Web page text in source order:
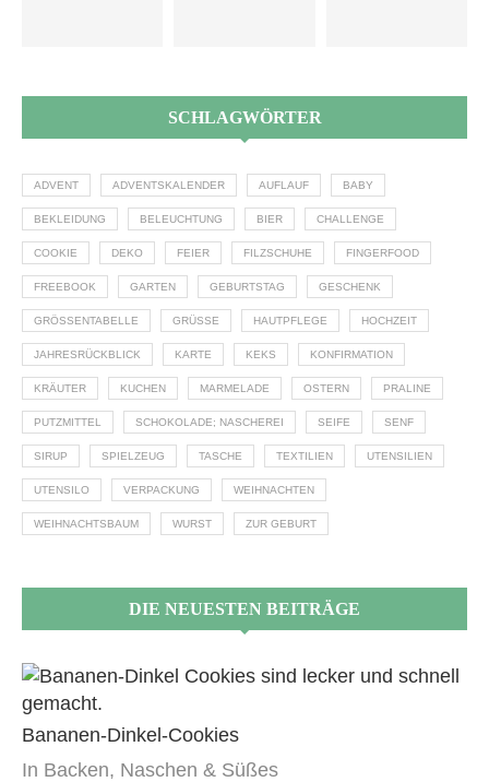
SCHLAGWÖRTER
ADVENT ADVENTSKALENDER AUFLAUF BABY
BEKLEIDUNG BELEUCHTUNG BIER CHALLENGE
COOKIE DEKO FEIER FILZSCHUHE FINGERFOOD
FREEBOOK GARTEN GEBURTSTAG GESCHENK
GRÖSSENTABELLE GRÜSSE HAUTPFLEGE HOCHZEIT
JAHRESRÜCKBLICK KARTE KEKS KONFIRMATION
KRÄUTER KUCHEN MARMELADE OSTERN PRALINE
PUTZMITTEL SCHOKOLADE; NASCHEREI SEIFE SENF
SIRUP SPIELZEUG TASCHE TEXTILIEN UTENSILIEN
UTENSILO VERPACKUNG WEIHNACHTEN
WEIHNACHTSBAUM WURST ZUR GEBURT
DIE NEUESTEN BEITRÄGE
Bananen-Dinkel-Cookies
In Backen, Naschen & Süßes